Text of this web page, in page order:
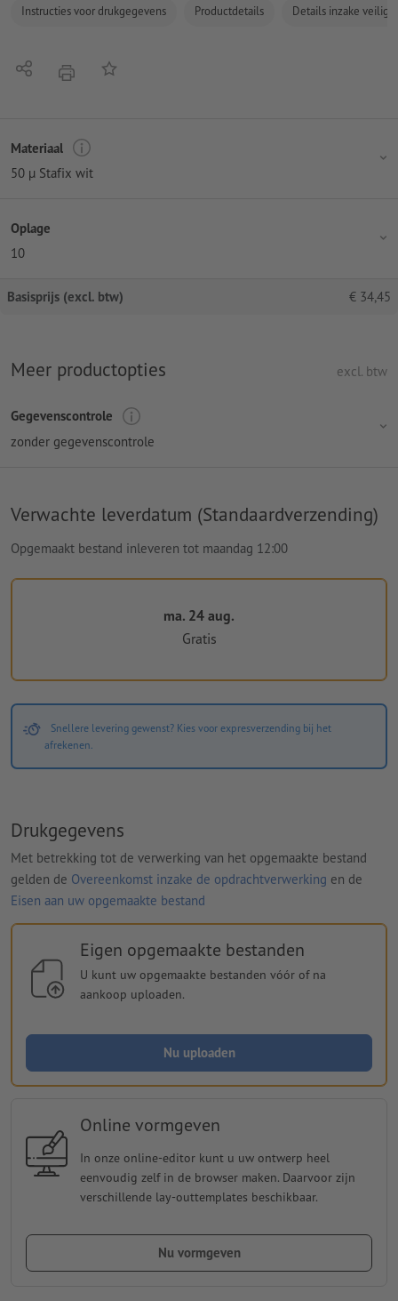
Instructies voor drukgegevens Productdetails Details inzake
Delen afdrukkenOp de lijst
Materiaal
50 µ Stafix wit
Oplage
10
Basisprijs (excl. btw) € 34,45
Meer productopties excl. btw
Gegevenscontrole
zonder gegevenscontrole
Verwachte leverdatum (Standaardverzending)
Opgemaakt bestand inleveren tot maandag 12:00
ma. 24 aug.
Gratis
Snellere levering gewenst? Kies voor expresverzending bij het
afrekenen.
Drukgegevens
Met betrekking tot de verwerking van het opgemaakte bestand
gelden de Overeenkomst inzake de opdrachtverwerking en de
Eisen aan uw opgemaakte bestand
Eigen opgemaakte bestanden
U kunt uw opgemaakte bestanden vóór of na
aankoop uploaden.
Nu uploaden
Online vormgeven
In onze online-editor kunt u uw ontwerp heel
eenvoudig zelf in de browser maken. Daarvoor zijn
verschillende lay-outtemplates beschikbaar.
Nu vormgeven